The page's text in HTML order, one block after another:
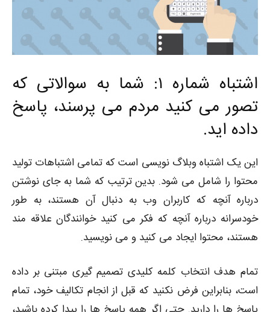
اشتباه شماره ۱: شما به سوالاتی که
تصور می کنید مردم می پرسند، پاسخ
داده اید.
این یک اشتباه وبلاگ نویسی است که تمامی اشتباهات تولید
محتوا را شامل می شود. بدین ترتیب که شما به جای نوشتن
درباره آنچه که کاربران وب به دنبال آن هستند، به طور
خودسرانه درباره آنچه که فکر می کنید خوانندگان علاقه مند
هستند، محتوا ایجاد می کنید و می نویسید.
تمام هدف انتخاب کلمه کلیدی تصمیم گیری مبتنی بر داده
است، بنابراین فرض نکنید که قبل از انجام تکالیف خود، تمام